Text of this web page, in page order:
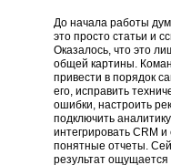
До начала работы
это просто статьи и
Оказалось, что это
общей картины.
привести в порядок
его, исправить
ошибки, настроить
подключить
интегрировать CRM и
понятные отчеты.
результат ощущается